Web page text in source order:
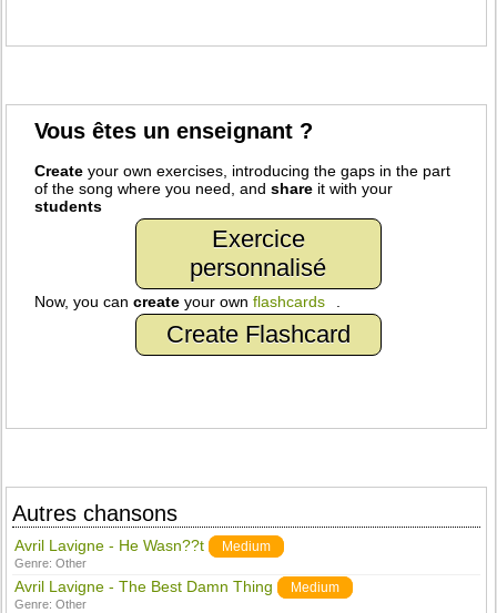
Vous êtes un enseignant ?
Create your own exercises, introducing the gaps in the part
of the song where you need, andshare it with your
students
Exercice
personnalisé
Now, you cancreate your ownflashcards .
Create Flashcard
Autres chansons
Avril Lavigne - He Wasn??t Medium
Genre:Other
Avril Lavigne - The Best Damn Thing Medium
Genre:Other